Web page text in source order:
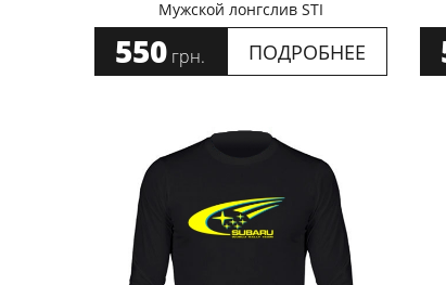
Мужской лонгслив STI
550 грн. ПОДРОБНЕЕ